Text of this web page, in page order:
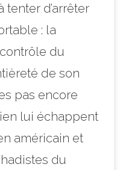
tenter d’arrêter
: la
du
de son
pas encore
lui échappent
américain et
du